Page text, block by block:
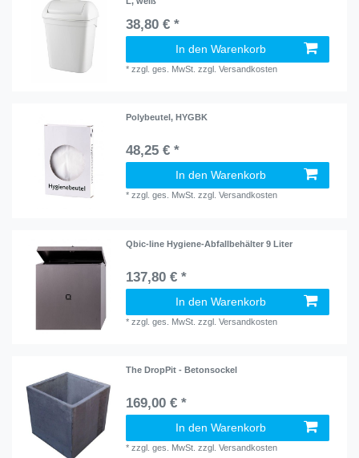
38,80 € *
In den Warenkorb
*zzgl. ges. MwSt. zzgl.Versandkosten
Polybeutel, HYGBK
48,25 € *
In den Warenkorb
*zzgl. ges. MwSt. zzgl.Versandkosten
Qbic-line Hygiene-Abfallbehälter 9 Liter
137,80 € *
In den Warenkorb
*zzgl. ges. MwSt. zzgl.Versandkosten
The DropPit - Betonsockel
169,00 € *
In den Warenkorb
*zzgl. ges. MwSt. zzgl.Versandkosten